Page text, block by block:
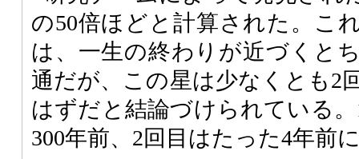
の50倍ほどと計算された。こ
は、一生の終わりが近づくと
通だが、この星は少なくとも2
はずだと結論づけられている
300年前、2回目はたった4年前